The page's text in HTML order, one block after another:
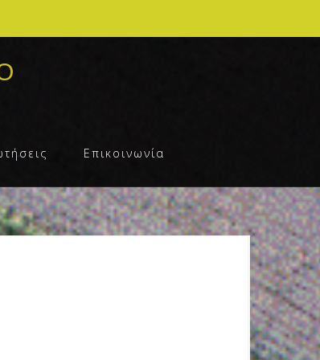
Επικοινωνία